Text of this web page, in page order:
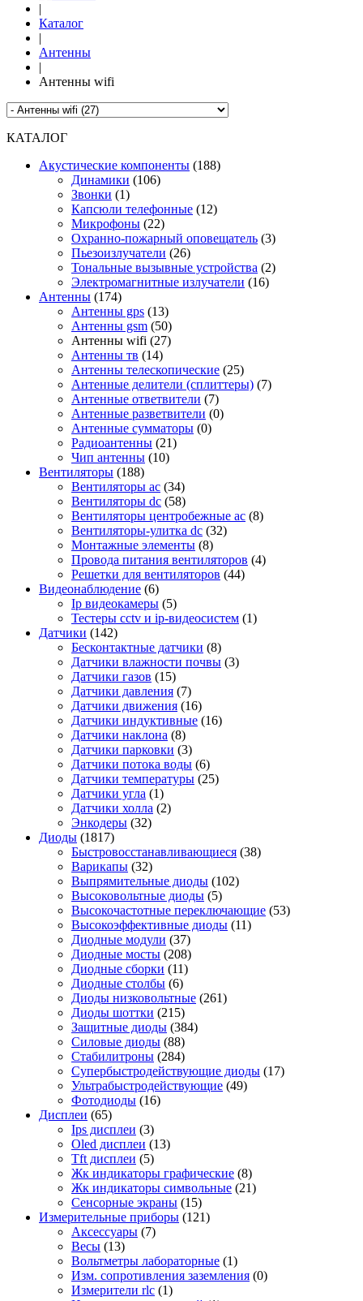
|
Каталог
|
Антенны
|
Антенны wifi
КАТАЛОГ
Акустические компоненты (188)
Динамики (106)
Звонки (1)
Капсюли телефонные (12)
Микрофоны (22)
Охранно-пожарный оповещатель (3)
Пьезоизлучатели (26)
Тональные вызывные устройства (2)
Электромагнитные излучатели (16)
Антенны (174)
Антенны gps (13)
Антенны gsm (50)
Антенны wifi (27)
Антенны тв (14)
Антенны телескопические (25)
Антенные делители (сплиттеры) (7)
Антенные ответвители (7)
Антенные разветвители (0)
Антенные сумматоры (0)
Радиоантенны (21)
Чип антенны (10)
Вентиляторы (188)
Вентиляторы ac (34)
Вентиляторы dc (58)
Вентиляторы центробежные ac (8)
Вентиляторы-улитка dc (32)
Монтажные элементы (8)
Провода питания вентиляторов (4)
Решетки для вентиляторов (44)
Видеонаблюдение (6)
Ip видеокамеры (5)
Тестеры cctv и ip-видеосистем (1)
Датчики (142)
Бесконтактные датчики (8)
Датчики влажности почвы (3)
Датчики газов (15)
Датчики давления (7)
Датчики движения (16)
Датчики индуктивные (16)
Датчики наклона (8)
Датчики парковки (3)
Датчики потока воды (6)
Датчики температуры (25)
Датчики угла (1)
Датчики холла (2)
Энкодеры (32)
Диоды (1817)
Быстровосстанавливающиеся (38)
Варикапы (32)
Выпрямительные диоды (102)
Высоковольтные диоды (5)
Высокочастотные переключающие (53)
Высокоэффективные диоды (11)
Диодные модули (37)
Диодные мосты (208)
Диодные сборки (11)
Диодные столбы (6)
Диоды низковольтные (261)
Диоды шоттки (215)
Защитные диоды (384)
Силовые диоды (88)
Стабилитроны (284)
Супербыстродействующие диоды (17)
Ультрабыстродействующие (49)
Фотодиоды (16)
Дисплеи (65)
Ips дисплеи (3)
Oled дисплеи (13)
Tft дисплеи (5)
Жк индикаторы графические (8)
Жк индикаторы символьные (21)
Сенсорные экраны (15)
Измерительные приборы (121)
Аксессуары (7)
Весы (13)
Вольтметры лабораторные (1)
Изм. сопротивления заземления (0)
Измерители rlc (1)